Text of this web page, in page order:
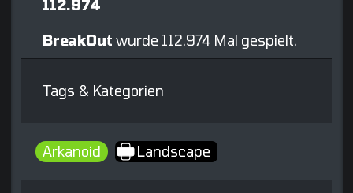
112.974
BreakOut wurde 112.974 Mal gespielt.
Tags & Kategorien
Arkanoid Landscape